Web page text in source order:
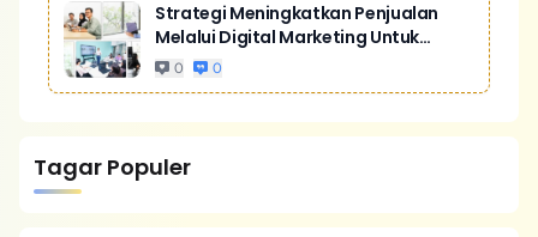
Strategi Meningkatkan Penjualan
Melalui Digital Marketing Untuk
Bisnis Yang Lebih Kompetitif
0 0
Tagar Populer